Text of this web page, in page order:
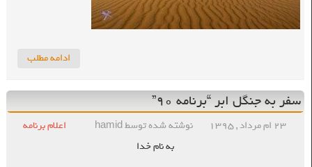
ادامه مطلب
سفر به جنگل ابر “برنامه ۹۰”
۲۳ ام مرداد , ۱۳۹۵ نوشته شده توسط hamid
اعلام برنامه
به نام خدا